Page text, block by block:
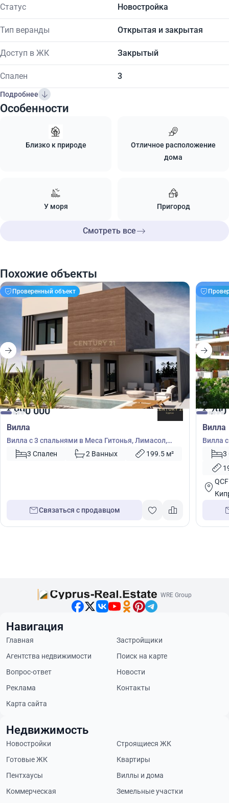
Статус Новостройка
Тип веранды Открытая и закрытая
Доступ в ЖК Закрытый
Спален 3
Подробнее
Особенности
Близко к природе
Отличное расположение
дома
У моря Пригород
Смотреть все
Похожие объекты
Проверенный объект
€990 000
Вилла
Вилла с 3 спальнями в Меса Гитонья, Лимасол,
Кипр № 55362
3 Спален 2 Ванных 199.5 м²
Связаться с продавцом
€790
Вилла
Вилла
3
WRE Group
Навигация
Главная
Застройщики
Агентства недвижимости
Поиск на карте
Вопрос-ответ
Новости
Реклама
Контакты
Карта сайта
Недвижимость
Новостройки
Строящиеся ЖК
Готовые ЖК
Квартиры
Пентхаусы
Виллы и дома
Коммерческая
Земельные участки